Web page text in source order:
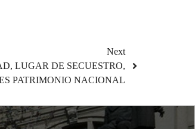
Next
LUGAR DE SECUESTRO,
PATRIMONIO NACIONAL